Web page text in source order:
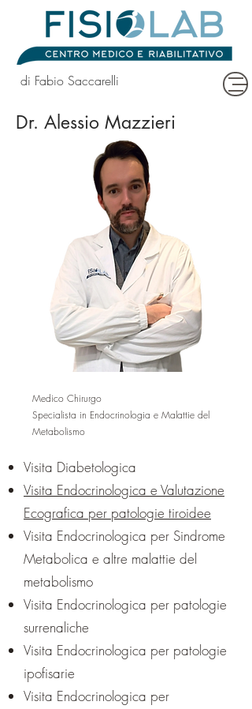
di Fabio Saccarelli
Dr. Alessio Mazzieri
Medico Chirurgo
Specialista in Endocrinologia e Malattie del
Metabolismo
Visita Diabetologica
Visita Endocrinologica e Valutazione
Ecografica per patologie tiroidee
Visita Endocrinologica per Sindrome
Metabolica e altre malattie del
metabolismo
Visita Endocrinologica per patologie
surrenaliche
Visita Endocrinologica per patologie
ipofisarie
Visita Endocrinologica per